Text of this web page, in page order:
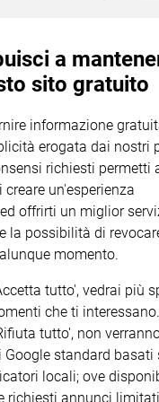
NOTE LEGALI
PRIVACY
SOCIAL
a
sito gratuito
informazione
erogata dai nostri
richiesti permetti
un'esperienza
offrirti un miglior
la possibilità di
momento.
tutto', vedrai più
che ti interessano.
tutto', non
standard basati
locali; ove
richiesti annunci